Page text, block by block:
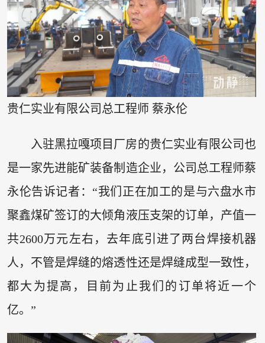
贵仁实业有限公司总工程师 蔡永伦
入驻黑拉嘎项目厂房的贵仁实业有限公司也
是一家先进能矿装备制造企业，公司总工程师蔡
永伦告诉记者：“我们正在加工的是与六盘水市
聚鑫煤矿签订的大倾角液压支架的订单，产值一
共2600万元左右，去年底引进了两台焊接机器
人，不管是焊缝的熔透性还是焊缝成型一致性，
都大为提高，目前为止我们的订单将近一个
亿。”